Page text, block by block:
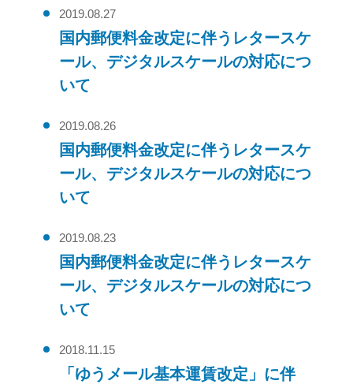
2019.08.27
国内郵便料金改定に伴うレタースケ
ール、デジタルスケールの対応につ
いて
2019.08.26
国内郵便料金改定に伴うレタースケ
ール、デジタルスケールの対応につ
いて
2019.08.23
国内郵便料金改定に伴うレタースケ
ール、デジタルスケールの対応につ
いて
2018.11.15
「ゆうメール基本運賃改定」に伴